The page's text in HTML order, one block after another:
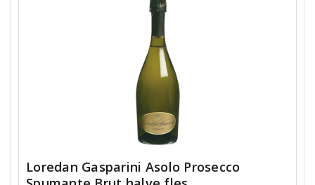
Loredan Gasparini Asolo Prosecco